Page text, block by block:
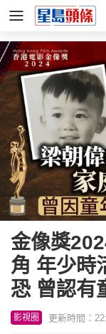
金像獎
角 年少時
恐 曾認有
影視圈 更新時間：